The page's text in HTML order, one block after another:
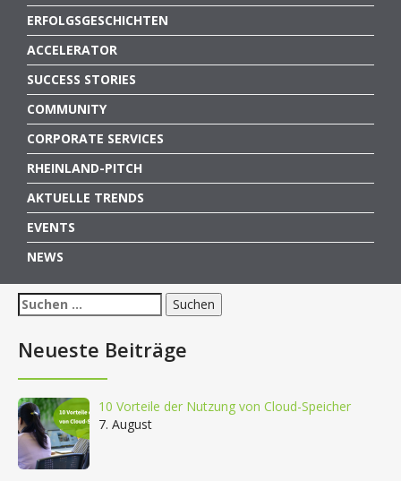
ERFOLGSGESCHICHTEN
ACCELERATOR
SUCCESS STORIES
COMMUNITY
CORPORATE SERVICES
RHEINLAND-PITCH
AKTUELLE TRENDS
EVENTS
NEWS
Suchen
nach:
Neueste Beiträge
10 Vorteile der Nutzung von Cloud-Speicher
7. August